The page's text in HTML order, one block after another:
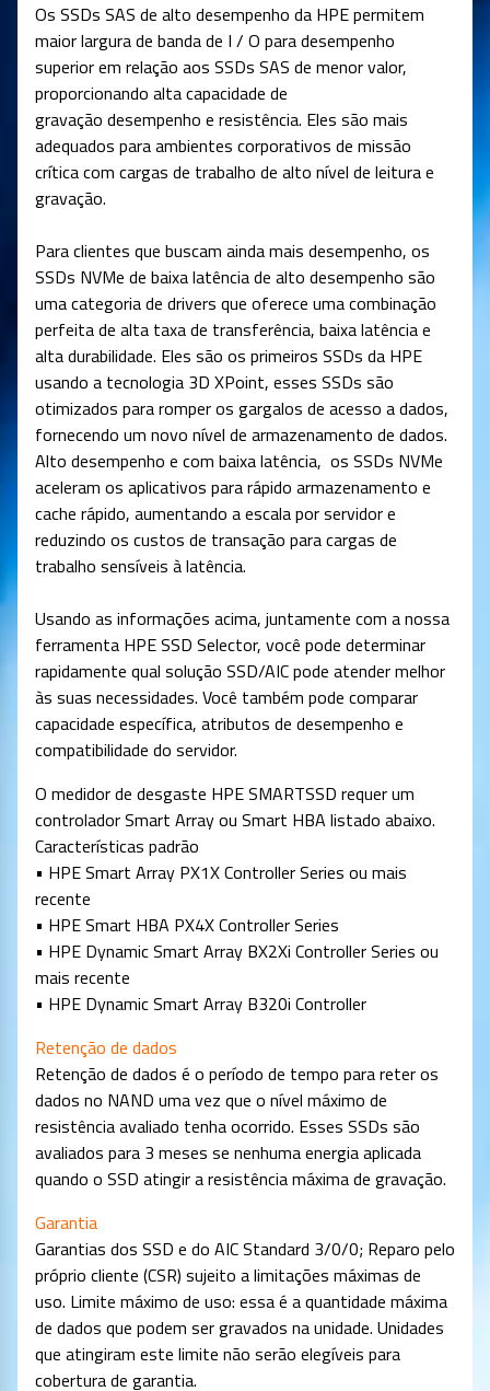
Os SSDs SAS de alto desempenho da HPE permitem
maior largura de banda de I / O para desempenho
superior em relação aos SSDs SAS de menor valor,
proporcionando alta capacidade de
gravação desempenho e resistência. Eles são mais
adequados para ambientes corporativos de missão
crítica com cargas de trabalho de alto nível de leitura e
gravação.
Para clientes que buscam ainda mais desempenho, os
SSDs NVMe de baixa latência de alto desempenho são
uma categoria de drivers que oferece uma combinação
perfeita de alta taxa de transferência, baixa latência e
alta durabilidade. Eles são os primeiros SSDs da HPE
usando a tecnologia 3D XPoint, esses SSDs são
otimizados para romper os gargalos de acesso a dados,
fornecendo um novo nível de armazenamento de dados.
Alto desempenho e com baixa latência, os SSDs NVMe
aceleram os aplicativos para rápido armazenamento e
cache rápido, aumentando a escala por servidor e
reduzindo os custos de transação para cargas de
trabalho sensíveis à latência.
Usando as informações acima, juntamente com a nossa
ferramenta HPE SSD Selector, você pode determinar
rapidamente qual solução SSD/AIC pode atender melhor
às suas necessidades. Você também pode comparar
capacidade específica, atributos de desempenho e
compatibilidade do servidor.
O medidor de desgaste HPE SMARTSSD requer um
controlador Smart Array ou Smart HBA listado abaixo.
Características padrão
• HPE Smart Array PX1X Controller Series ou mais
recente
• HPE Smart HBA PX4X Controller Series
• HPE Dynamic Smart Array BX2Xi Controller Series ou
mais recente
• HPE Dynamic Smart Array B320i Controller
Retenção de dados
Retenção de dados é o período de tempo para reter os
dados no NAND uma vez que o nível máximo de
resistência avaliado tenha ocorrido. Esses SSDs são
avaliados para 3 meses se nenhuma energia aplicada
quando o SSD atingir a resistência máxima de gravação.
Garantia
Garantias dos SSD e do AIC Standard 3/0/0; Reparo pelo
próprio cliente (CSR) sujeito a limitações máximas de
uso. Limite máximo de uso: essa é a quantidade máxima
de dados que podem ser gravados na unidade. Unidades
que atingiram este limite não serão elegíveis para
cobertura de garantia.